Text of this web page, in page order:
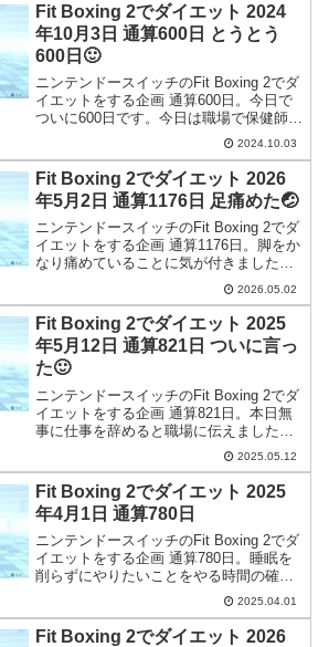
Fit Boxing 2でダイエット 2024
年10月3日 通算600日 とうとう
600日🙂
ニンテンドースイッチのFit Boxing 2でダ
イエットをする企画 通算600日。今日で
ついに600日です。今日は職場で保健師の
方に筋トレについて興味深い事を色々と
聞いてきたのでメモとして残しておきま
す。
2024.10.03
Fit Boxing 2でダイエット 2026
年5月2日 通算1176日 足痛めた🤕
ニンテンドースイッチのFit Boxing 2でダ
イエットをする企画 通算1176日。脚をか
なり痛めていることに気が付きました。
2026.05.02
Fit Boxing 2でダイエット 2025
年5月12日 通算821日 ついに言っ
た🙂
ニンテンドースイッチのFit Boxing 2でダ
イエットをする企画 通算821日。本日無
事に仕事を辞めると職場に伝えました。
2025.05.12
Fit Boxing 2でダイエット 2025
年4月1日 通算780日
ニンテンドースイッチのFit Boxing 2でダ
イエットをする企画 通算780日。睡眠を
削らずにやりたいことをやる時間の確保
2025.04.01
Fit Boxing 2でダイエット 2026